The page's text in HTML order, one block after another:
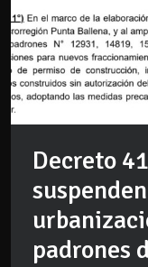
Decreto
padrones